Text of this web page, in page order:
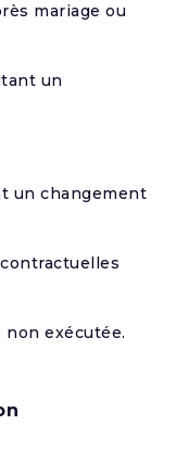
mariage ou
un
un changement
non exécutée.